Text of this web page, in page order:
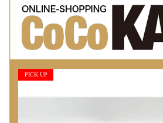
PICK UP